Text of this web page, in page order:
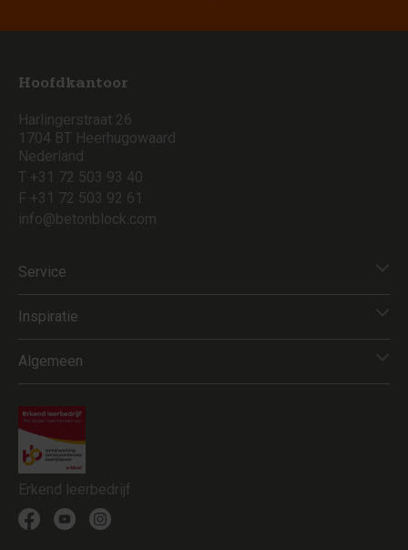
Hoofdkantoor
Harlingerstraat 26
1704 BT Heerhugowaard
Nederland
T +31 72 503 93 40
F +31 72 503 92 61
info@betonblock.com
Service
Inspiratie
Algemeen
Erkend leerbedrijf